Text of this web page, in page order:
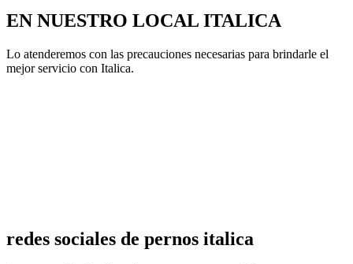
EN NUESTRO LOCAL ITALICA
Lo atenderemos con las precauciones necesarias para brindarle el
mejor servicio con Italica.
redes sociales de pernos italica